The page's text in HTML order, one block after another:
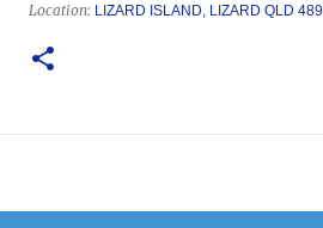
Location: LIZARD ISLAND, LIZARD QLD